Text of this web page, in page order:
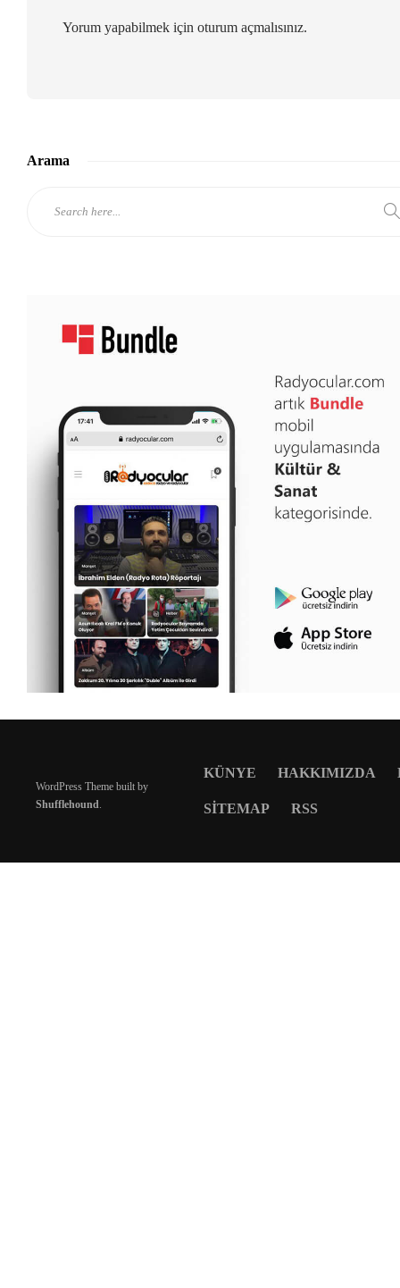
Yorum yapabilmek için oturum açmalısınız.
Arama
WordPress Theme built by
Shufflehound.
KÜNYE HAKKIMIZDA
SITEMAP RSS